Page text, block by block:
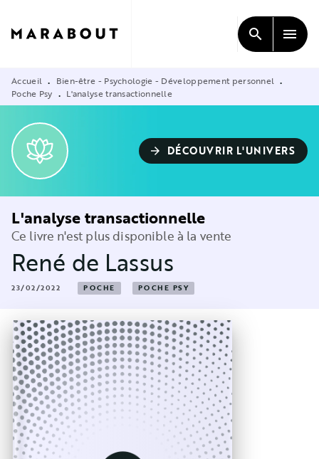
CONTENU
search menu
Accueil • Bien-être - Psychologie - Développement personnel •
Poche Psy • L'analyse transactionnelle
arrow_forward DÉCOUVRIR L'UNIVERS
L'analyse transactionnelle
Ce livre n'est plus disponible à la vente
René de Lassus
23/02/2022 POCHE POCHE PSY